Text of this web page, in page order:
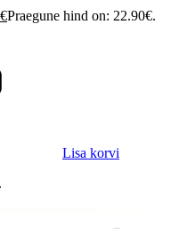
€Praegune hind on: 22.90€.
Lisa korvi